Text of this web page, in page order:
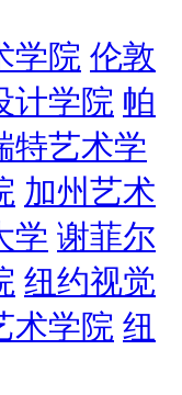
学院 伦敦
计学院 帕
特艺术学
加州艺术
学 谢菲尔
纽约视觉
术学院 纽